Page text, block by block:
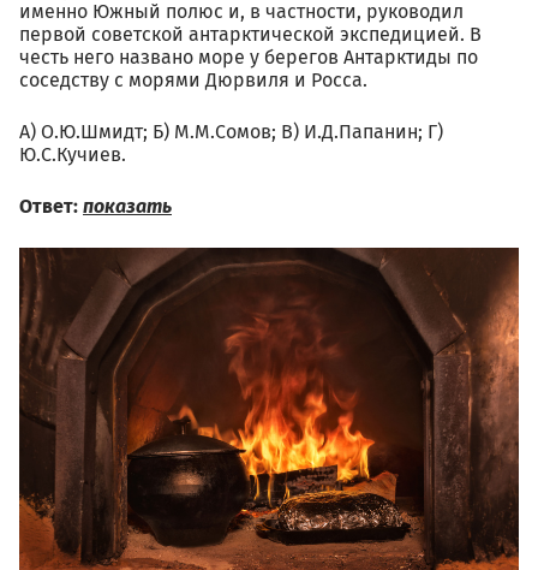
именно Южный полюс и, в частности, руководил
первой советской антарктической экспедицией. В
честь него названо море у берегов Антарктиды по
соседству с морями Дюрвиля и Росса.
А) О.Ю.Шмидт; Б) М.М.Сомов; В) И.Д.Папанин; Г)
Ю.С.Кучиев.
Ответ: показать
430287.jpg